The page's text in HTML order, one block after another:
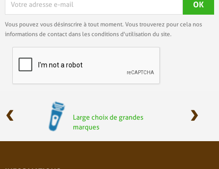
Vous pouvez vous désinscrire à tout moment. Vous trouverez pour cela nos
informations de contact dans les conditions d'utilisation du site.
Large choix de grandes
marques
‹ ›